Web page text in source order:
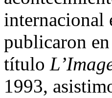
internacional
publicaron
título
1993,